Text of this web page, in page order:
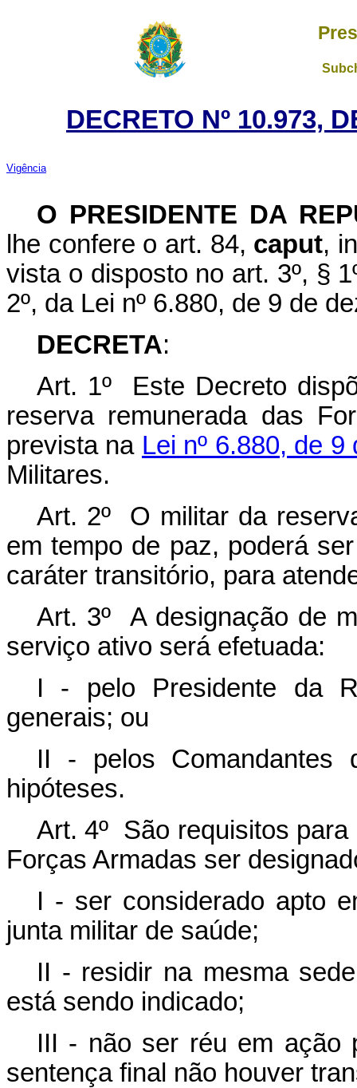
DECRETO Nº 10.973,
Vigência
O PRESIDENTE DA
lhe confere o art. 84, caput,
vista o disposto no art. 3º, §
2º, da Lei nº 6.880, de 9 de
DECRETA:
Art. 1º Este Decreto
reserva remunerada das
prevista na Lei nº 6.880, de
Militares.
Art. 2º O militar da
em tempo de paz, poderá
caráter transitório, para
Art. 3º A designação de
serviço ativo será efetuada:
I - pelo Presidente da
generais; ou
II - pelos Comandantes
hipóteses.
Art. 4º São requisitos
Forças Armadas ser
I - ser considerado apto
junta militar de saúde;
II - residir na mesma
está sendo indicado;
III - não ser réu em ação
sentença final não houver